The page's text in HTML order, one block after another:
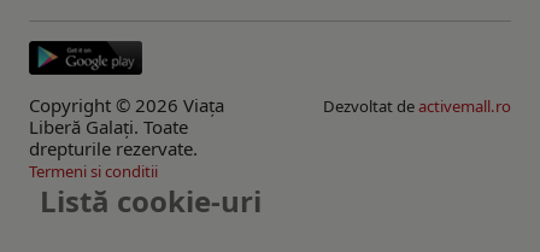
Copyright © 2026 Viaţa
Liberă Galaţi. Toate
drepturile rezervate.
Dezvoltat deactivemall.ro
Termeni si conditii
Listă cookie-uri